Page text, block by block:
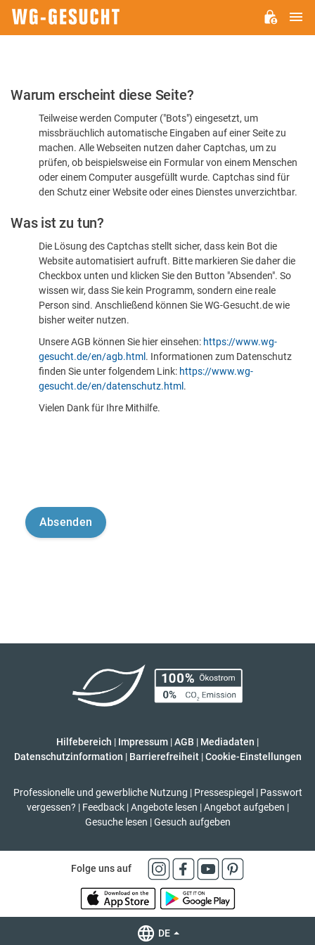
Bitte
dass
sind
Warum erscheint diese Seite?
Teilweise werden Computer ("Bots") eingesetzt, um
missbräuchlich automatische Eingaben auf einer Seite zu
machen. Alle Webseiten nutzen daher Captchas, um zu
prüfen, ob beispielsweise ein Formular von einem Menschen
oder einem Computer ausgefüllt wurde. Captchas sind für
den Schutz einer Website oder eines Dienstes unverzichtbar.
Was ist zu tun?
Die Lösung des Captchas stellt sicher, dass kein Bot die
Website automatisiert aufruft. Bitte markieren Sie daher die
Checkbox unten und klicken Sie den Button "Absenden". So
wissen wir, dass Sie kein Programm, sondern eine reale
Person sind. Anschließend können Sie WG-Gesucht.de wie
bisher weiter nutzen.
Unsere AGB können Sie hier einsehen: https://www.wg-
gesucht.de/en/agb.html . Informationen zum Datenschutz
finden Sie unter folgendem Link: https://www.wg-
gesucht.de/en/datenschutz.html .
Vielen Dank für Ihre Mithilfe.
Hilfebereich | Impressum |AGB | Mediadaten |
Datenschutzinformation | Barrierefreiheit | Cookie-Einstellungen
Professionelle und gewerbliche Nutzung | Pressespiegel | Passwort
vergessen? | Feedback | Angebote lesen | Angebot aufgeben |
Gesuche lesen | Gesuch aufgeben
Folge uns auf
DE